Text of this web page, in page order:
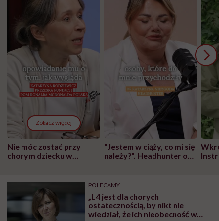
Zobacz więcej
Nie móc zostać przy
chorym dziecku w
może chyba tylko
głupota i brak
wyobraźni"
"Jestem w ciąży, co mi się
należy?". Headhunter o
pracy
POLECAMY
„L4 jest dla chorych
ostatecznością, by nikt nie
wiedział, że ich nieobecność w